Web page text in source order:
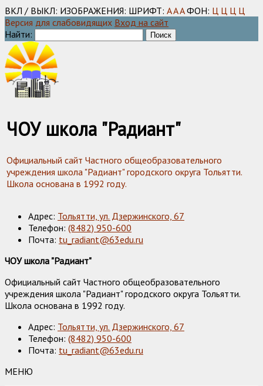
ВКЛ / ВЫКЛ: ИЗОБРАЖЕНИЯ: ШРИФТ: AAA ФОН: Ц Ц Ц Ц
Версия для слабовидящих Вход на сайт
Найти:
ЧОУ школа "Радиант"
Официальный сайт Частного общеобразовательного
учреждения школа "Радиант" городского округа Тольятти.
Школа основана в 1992 году.
Адрес: Тольятти, ул. Дзержинского, 67
Телефон: (8482) 950-600
Почта: tu_radiant@63edu.ru
ЧОУ школа "Радиант"
Официальный сайт Частного общеобразовательного
учреждения школа "Радиант" городского округа Тольятти.
Школа основана в 1992 году.
Адрес: Тольятти, ул. Дзержинского, 67
Телефон: (8482) 950-600
Почта: tu_radiant@63edu.ru
МЕНЮ